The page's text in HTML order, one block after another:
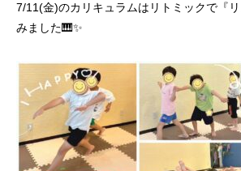
7/11(金)のカリキュラムはリトミックで『
みました🎹✨